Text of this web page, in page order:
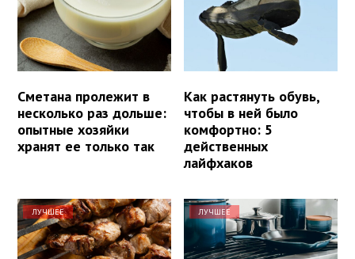
Сметана пролежит в
несколько раз дольше:
опытные хозяйки
хранят ее только так
Как растянуть обувь,
чтобы в ней было
комфортно: 5
действенных
лайфхаков
ЛУЧШЕЕ ЛУЧШЕЕ